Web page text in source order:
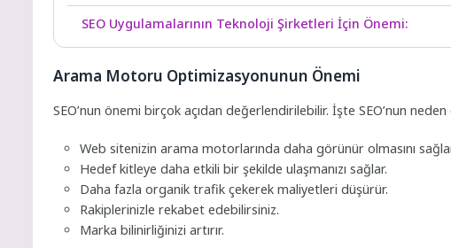
SEO Uygulamalarının Teknoloji Şirketleri İçin Önemi:
Arama Motoru Optimizasyonunun Önemi
SEO’nun önemi birçok açıdan değerlendirilebilir. İşte SEO’nun
Web sitenizin arama motorlarında daha görünür olmasını
Hedef kitleye daha etkili bir şekilde ulaşmanızı sağlar.
Daha fazla organik trafik çekerek maliyetleri düşürür.
Rakiplerinizle rekabet edebilirsiniz.
Marka bilinirliğinizi artırır.